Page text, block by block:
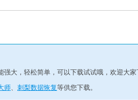
强大，轻松简单，可以下载试试哦，欢迎大
师、 刺梨数据恢复等供您下载。